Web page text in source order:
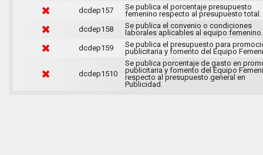
dcdep157
Se publica el porcentaje presupuesto
femenino respecto al presupuesto total.
dcdep158
Se publica el convenio o condiciones
laborales aplicables al equipo femenino.
dcdep159
Se publica el presupuesto para
publicitaria y fomento del Equipo
dcdep1510
Se publica porcentaje de gasto en
publicitaria y fomento del Equipo
respecto al presupuesto general en
Publicidad.